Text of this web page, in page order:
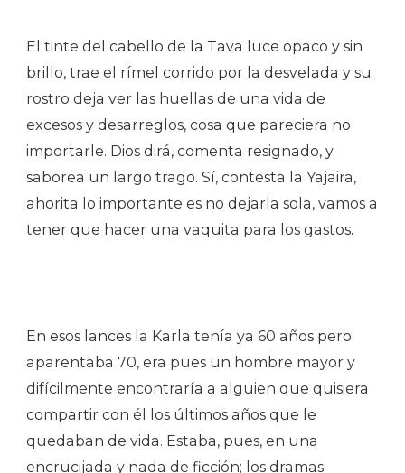
El tinte del cabello de la Tava luce opaco y sin
brillo, trae el rímel corrido por la desvelada y su
rostro deja ver las huellas de una vida de
excesos y desarreglos, cosa que pareciera no
importarle. Dios dirá, comenta resignado, y
saborea un largo trago. Sí, contesta la Yajaira,
ahorita lo importante es no dejarla sola, vamos a
tener que hacer una vaquita para los gastos.
En esos lances la Karla tenía ya 60 años pero
aparentaba 70, era pues un hombre mayor y
difícilmente encontraría a alguien que quisiera
compartir con él los últimos años que le
quedaban de vida. Estaba, pues, en una
encrucijada y nada de ficción; los dramas